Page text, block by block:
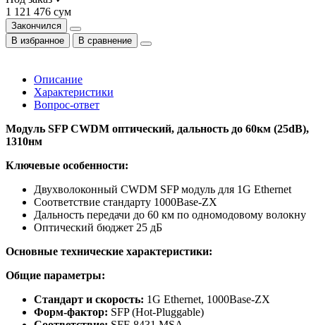
1 121 476 сум
Закончился
В избранное
В сравнение
Описание
Характеристики
Вопрос-ответ
Модуль SFP CWDM оптический, дальность до 60км (25dB),
1310нм
Ключевые особенности:
Двухволоконный CWDM SFP модуль для 1G Ethernet
Соответствие стандарту 1000Base-ZX
Дальность передачи до 60 км по одномодовому волокну
Оптический бюджет 25 дБ
Основные технические характеристики:
Общие параметры:
Стандарт и скорость: 1G Ethernet, 1000Base-ZX
Форм-фактор: SFP (Hot-Pluggable)